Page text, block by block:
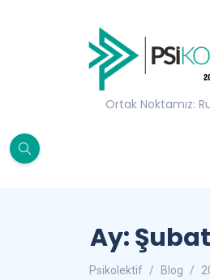
Ortak Noktamız:
Ay:
Psikolektif Blog